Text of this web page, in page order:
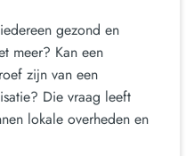
gezond en
meer? Kan een
zijn van een
Die vraag leeft
lokale overheden en